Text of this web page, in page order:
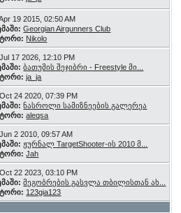
19 2015, 02:50 AM
Georgian Airgunners Club
Nikolo
Jul 17 2026, 12:10 PM
ბათუმის შეჯიბრი - Freestyle მი...
ja_ja
Oct 24 2020, 07:39 PM
ნასროლი სამიზნეების გალერეა
aleqsa
Jun 2 2010, 09:57 AM
ჟურნალ TargetShooter-ის 2010 მ...
Jah
Oct 22 2023, 03:10 PM
მეგობრების გასვლა თბილისთან ახ...
123gia123